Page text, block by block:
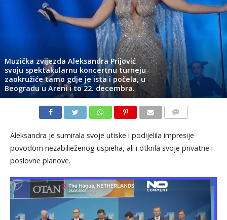
Muzička zvijezda Aleksandra Prijović
svoju spektakularnu koncertnu turneju
zaokružiće tamo gdje je ista i počela, u
Beogradu u Areni i to 22. decembra.
Aleksandra je sumirala svoje utiske i podijelila impresije
povodom nezabilieženog uspieha, ali i otkrila svoje privatne i
poslovne planove.